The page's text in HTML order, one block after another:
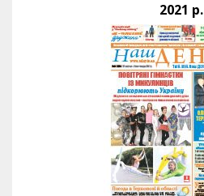
2021 р.